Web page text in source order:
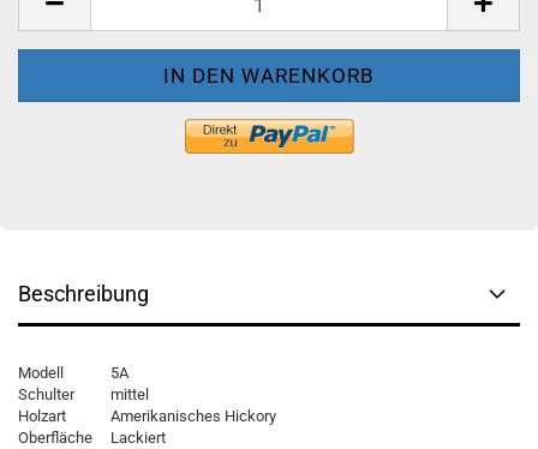
Beschreibung
Modell
5A
Schulter
mittel
Holzart
Amerikanisches Hickory
Oberfläche
Lackiert